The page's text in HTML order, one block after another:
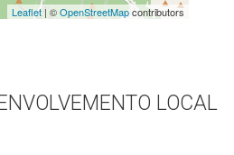
Leaflet| ©OpenStreetMapcontributors
LOCAL